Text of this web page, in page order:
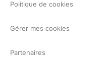
Politique de cookies
Gérer mes cookies
Partenaires